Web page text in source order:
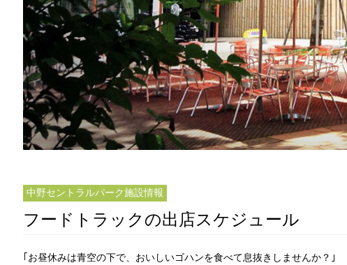
中野セントラルパーク施設情報
フードトラックの出店スケジュール
｢お昼休みは青空の下で、おいしいゴハンを食べて息抜きしませんか？｣